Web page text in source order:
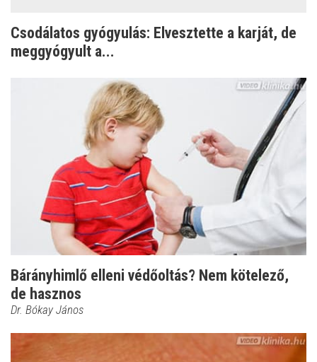
Csodálatos gyógyulás: Elvesztette a karját, de
meggyógyult a...
Bárányhimlő elleni védőoltás? Nem kötelező,
de hasznos
Dr. Bókay János